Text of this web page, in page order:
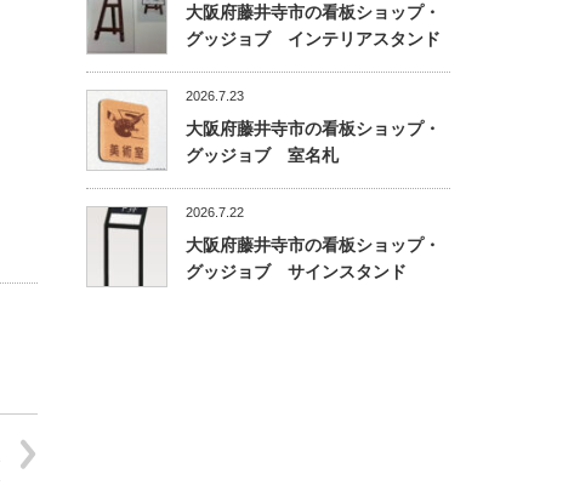
大阪府藤井寺市の看板ショップ・
グッジョブ インテリアスタンド
2026.7.23
大阪府藤井寺市の看板ショップ・
グッジョブ 室名札
2026.7.22
大阪府藤井寺市の看板ショップ・
グッジョブ サインスタンド